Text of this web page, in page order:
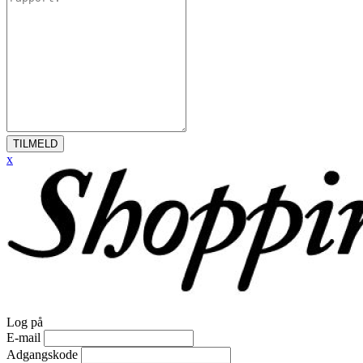
TILMELD
x
Log på
E-mail
Adgangskode